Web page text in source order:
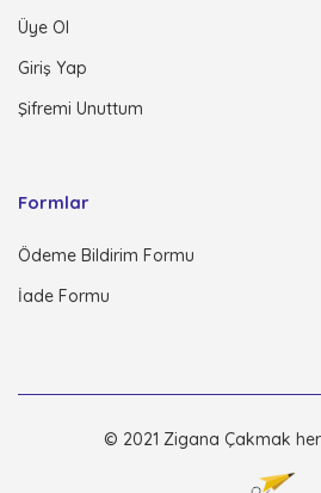
Üye Ol
Giriş Yap
Şifremi Unuttum
Formlar
Ödeme Bildirim Formu
İade Formu
© 2021 Zigana Çakmak her